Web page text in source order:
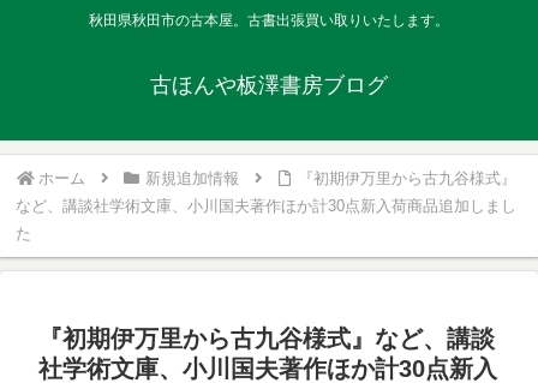
秋田県秋田市の古本屋。古書出張買い取りいたします。
古ほんや板澤書房ブログ
ホーム 新規追加情報
『初期伊万里から古九谷様式』
など、講談社学術文庫、小川国夫著作ほか計30点新入荷商品追加しまし
た
『初期伊万里から古九谷様式』など、講談
社学術文庫、小川国夫著作ほか計30点新入